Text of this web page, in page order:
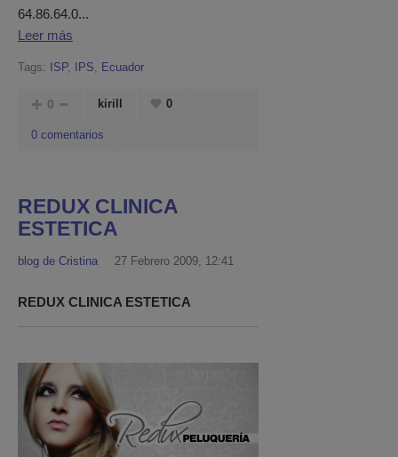
64.86.64.0...
Leer más
Tags: ISP, IPS, Ecuador
0 kirill 0
0 comentarios
REDUX CLINICA
ESTETICA
blog de Cristina 27 Febrero 2009, 12:41
REDUX CLINICA ESTETICA